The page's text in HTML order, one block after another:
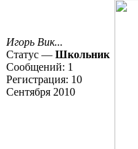
Игорь Вик...
Статус — Школьник
Сообщений: 1
Регистрация: 10
Сентября 2010